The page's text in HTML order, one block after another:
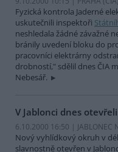
Fyzická kontrola Jaderné
uskutečnili inspektoři
neshledala žádné závažné
bránily uvedení bloku do
pracovníci elektrárny
drobností," sdělil dnes ČIA
Nebesář.
V Jablonci dnes
6.10.2000 16:50 | JABLONEC
Nový vyhlídkový okruh v
slavnostně otevřen v